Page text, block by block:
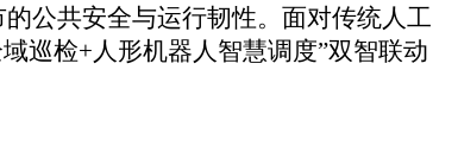
公共安全与运行韧性。面对传统人工
巡检+人形机器人智慧调度”双智联动